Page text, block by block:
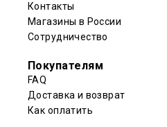
Контакты
Магазины в России
Сотрудничество
Покупателям
FAQ
Доставка и возврат
Как оплатить